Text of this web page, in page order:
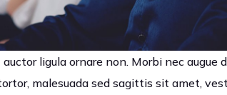
ligula ornare non. Morbi nec augue
malesuada sed sagittis sit amet,